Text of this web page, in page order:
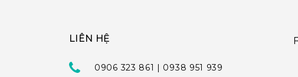
LIÊN HỆ
0906 323 861 | 0938 951 939